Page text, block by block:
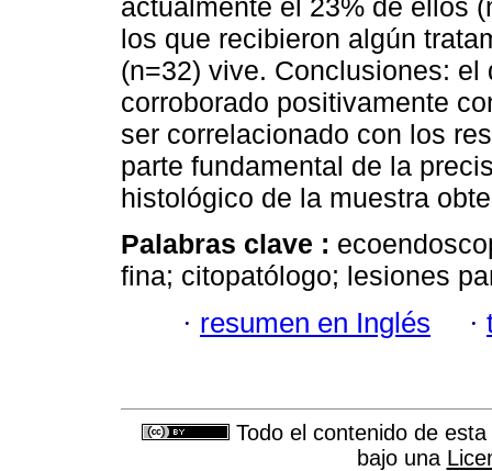
actualmente el 23% de ellos
los que recibieron algún
(n=32) vive. Conclusiones:
corroborado positivamente
ser correlacionado con los
parte fundamental de la
histológico de la muestra
Palabras clave :
fina; citopatólogo; lesiones
· resumen en Inglés ·
Todo el contenido de
bajo una